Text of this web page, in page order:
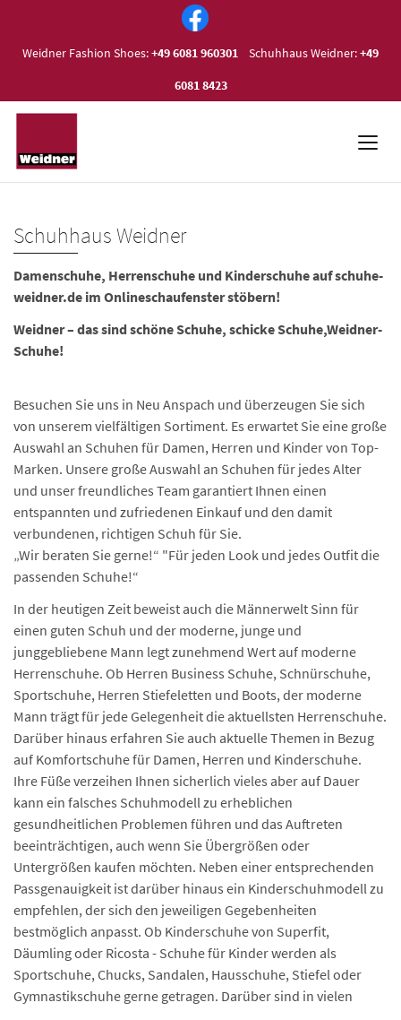
Weidner Fashion Shoes:+49 6081 960301 Schuhhaus Weidner:+49
6081 8423
Schuhhaus Weidner
Damenschuhe, Herrenschuhe und Kinderschuhe auf schuhe-
weidner.de im Onlineschaufenster stöbern!
Weidner – das sind schöne Schuhe, schicke Schuhe,Weidner-
Schuhe!
Besuchen Sie uns in Neu Anspach und überzeugen Sie sich
von unserem vielfältigen Sortiment. Es erwartet Sie eine große
Auswahl an Schuhen für Damen, Herren und Kinder von Top-
Marken. Unsere große Auswahl an Schuhen für jedes Alter
und unser freundliches Team garantiert Ihnen einen
entspannten und zufriedenen Einkauf und den damit
verbundenen, richtigen Schuh für Sie.
„Wir beraten Sie gerne!“ "Für jeden Look und jedes Outfit die
passenden Schuhe!“
In der heutigen Zeit beweist auch die Männerwelt Sinn für
einen guten Schuh und der moderne, junge und
junggebliebene Mann legt zunehmend Wert auf moderne
Herrenschuhe. Ob Herren Business Schuhe, Schnürschuhe,
Sportschuhe, Herren Stiefeletten und Boots, der moderne
Mann trägt für jede Gelegenheit die aktuellsten Herrenschuhe.
Darüber hinaus erfahren Sie auch aktuelle Themen in Bezug
auf Komfortschuhe für Damen, Herren und Kinderschuhe.
Ihre Füße verzeihen Ihnen sicherlich vieles aber auf Dauer
kann ein falsches Schuhmodell zu erheblichen
gesundheitlichen Problemen führen und das Auftreten
beeinträchtigen, auch wenn Sie Übergrößen oder
Untergrößen kaufen möchten. Neben einer entsprechenden
Passgenauigkeit ist darüber hinaus ein Kinderschuhmodell zu
empfehlen, der sich den jeweiligen Gegebenheiten
bestmöglich anpasst. Ob Kinderschuhe von Superfit,
Däumling oder Ricosta - Schuhe für Kinder werden als
Sportschuhe, Chucks, Sandalen, Hausschuhe, Stiefel oder
Gymnastikschuhe gerne getragen. Darüber sind in vielen